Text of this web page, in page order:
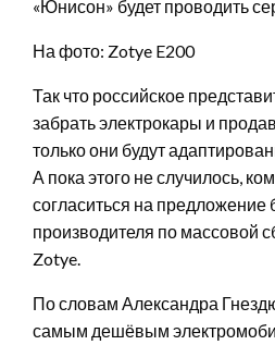
«Юнисон» будет проводить
На фото: Zotye E200
Так что российское
забрать электрокары и
только они будут
А пока этого не случилось,
согласиться на предложение
производителя по массовой
Zotye.
По словам Александра
самым дешёвым